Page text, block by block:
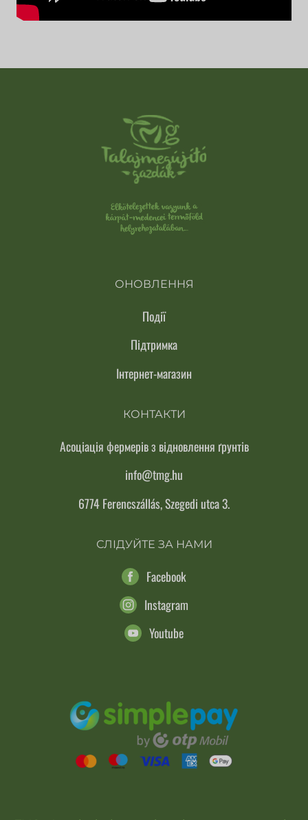
ОНОВЛЕННЯ
Події
Підтримка
Інтернет-магазин
КОНТАКТИ
Асоціація фермерів з відновлення ґрунтів
info@tmg.hu
6774 Ferencszállás, Szegedi utca 3.
СЛІДУЙТЕ ЗА НАМИ
Facebook
Instagram
Youtube